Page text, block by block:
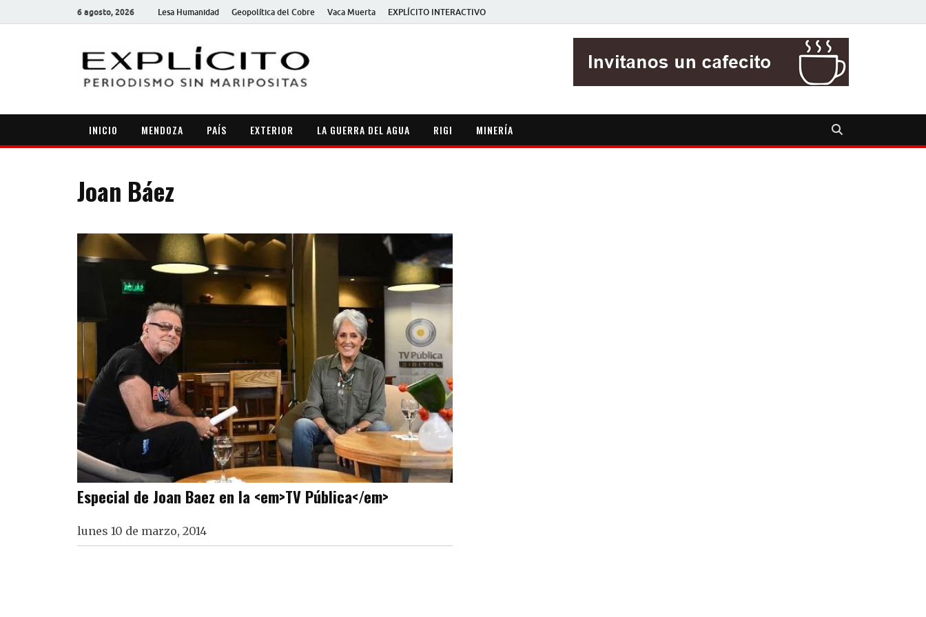
6 agosto, 2026 Lesa Humanidad Geopolítica del Cobre Vaca Muerta EXPLÍCITO INTERACTIVO
INICIO MENDOZA PAÍS EXTERIOR LA GUERRA DEL AGUA RIGI MINERÍA
Joan Báez
Especial de Joan Baez en la <em>TV Pública</em>
lunes 10 de marzo, 2014